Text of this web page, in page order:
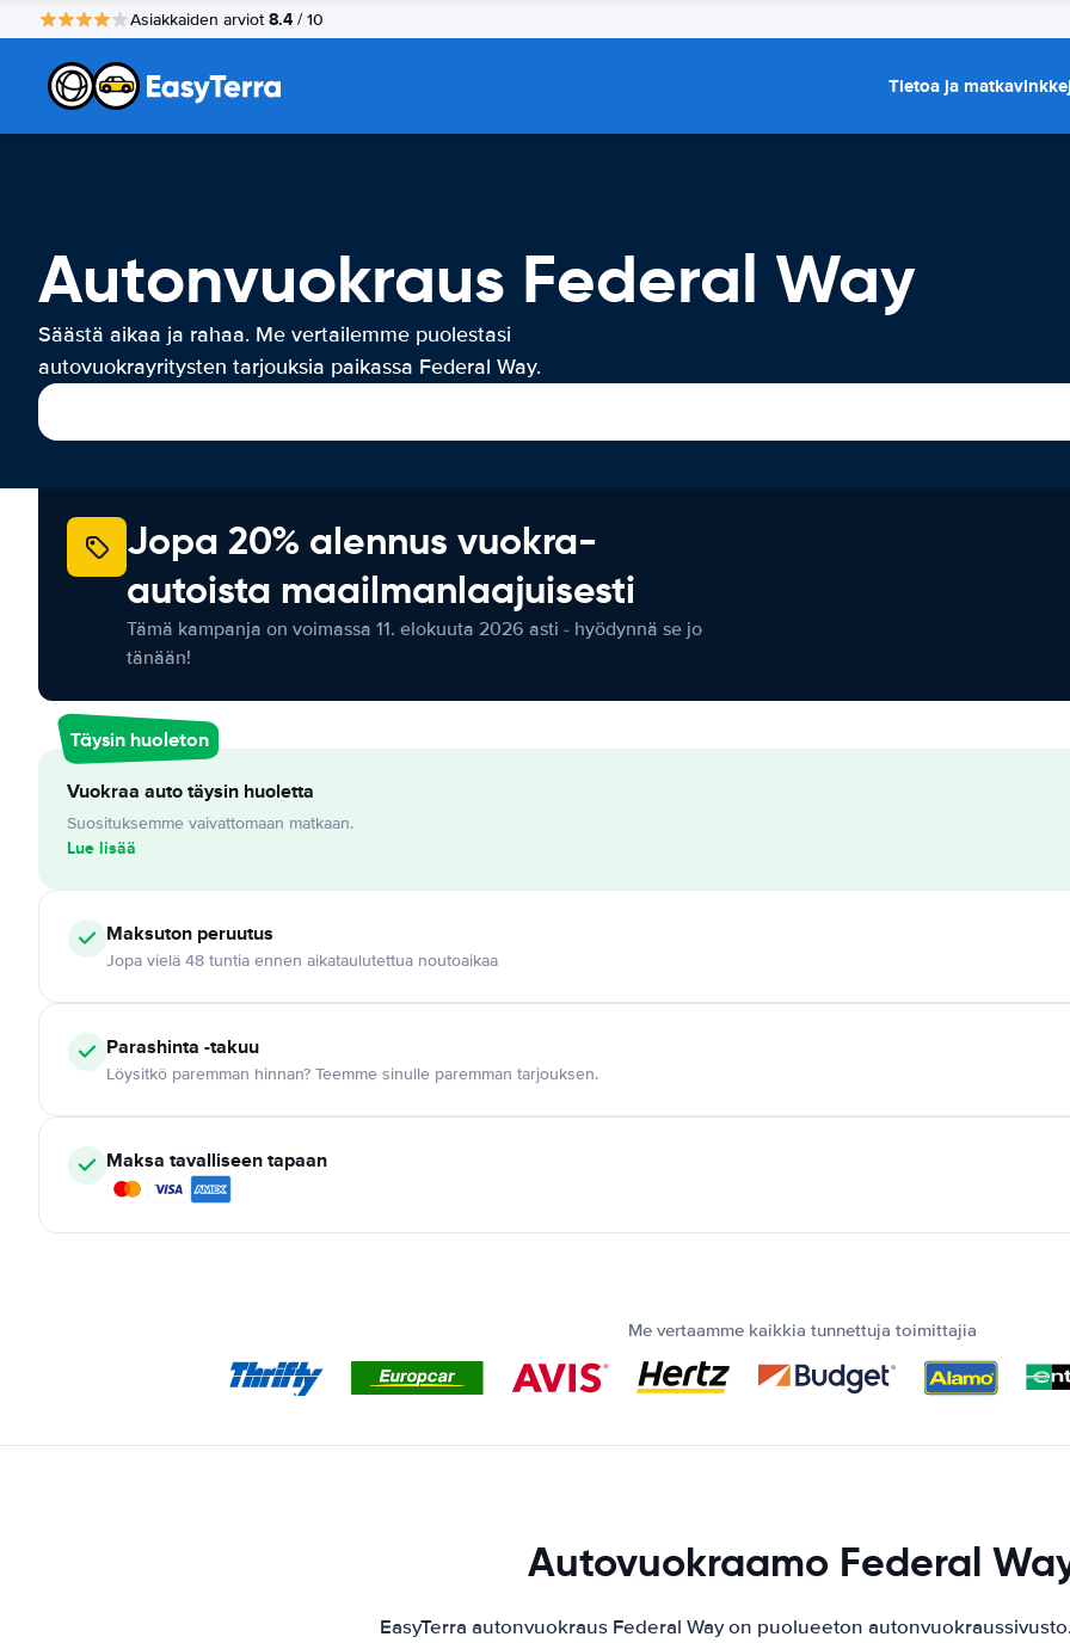
Asiakkaiden arviot 8.4 / 10
Tietoa ja
Autonvuokraus Federal Way
Säästä aikaa ja rahaa. Me vertailemme puolestasi
autovuokrayritysten tarjouksia paikassa Federal Way.
Jopa 20% alennus vuokra-
autoista maailmanlaajuisesti
Tämä kampanja on voimassa 11. elokuuta 2026 asti - hyödynnä se jo
tänään!
Täysin huoleton
Vuokraa auto täysin huoletta
Suosituksemme vaivattomaan matkaan.
Lue lisää
Maksuton peruutus
Jopa vielä 48 tuntia ennen aikataulutettua noutoaikaa
Parashinta -takuu
Löysitkö paremman hinnan? Teemme sinulle paremman tarjouksen.
Maksa tavalliseen tapaan
Me vertaamme kaikkia tunnettuja toimittajia
Autovuokraamo Federal
EasyTerra autonvuokraus Federal Way on puolueeton